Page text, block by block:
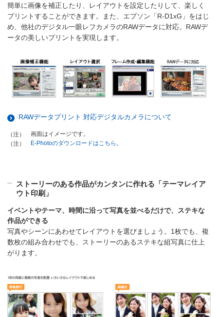
簡単に画像を補正したり、レイアウトを設定したりして、楽しく
プリントすることができます。また、エプソン「R-D1xG」をはじ
め、他社のデジタル一眼レフカメラのRAWデータに対応。RAWデ
ータの美しいプリントを実現します。
RAWデータプリント 対応デジタルカメラについて
（注）
画面はイメージです。
（注）
E-Photoのダウンロードはこちら。
ストーリーのある作品がカンタンに作れる「テーマレイア
ウト印刷」
イベントやテーマ、時間に沿って写真を並べるだけで、ステキな
作品ができる
写真やシーンにあわせてレイアウトを選びましょう。1枚でも、複
数枚の組み合わせでも、ストーリーのあるステキな組写真に仕上
がります。